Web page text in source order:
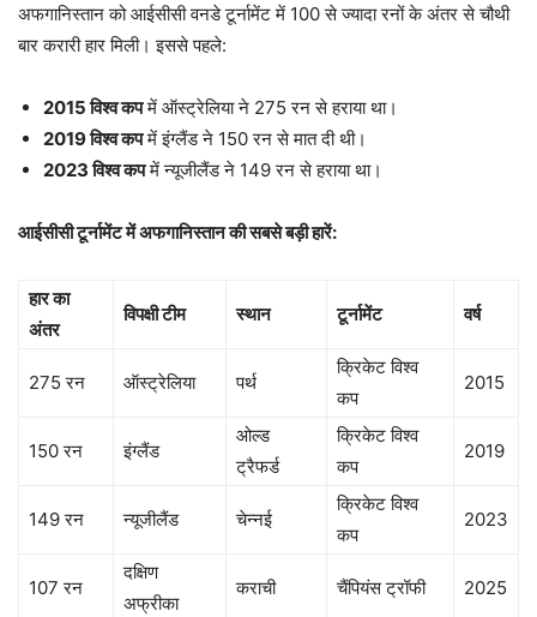
अफगानिस्तान को आईसीसी वनडे टूर्नामेंट में 100 से ज्यादा रनों के अंतर से चौथी
बार करारी हार मिली। इससे पहले:
2015 विश्व कपमें ऑस्ट्रेलिया ने 275 रन से हराया था।
2019 विश्व कपमें इंग्लैंड ने 150 रन से मात दी थी।
2023 विश्व कपमें न्यूजीलैंड ने 149 रन से हराया था।
आईसीसी टूर्नामेंट में अफगानिस्तान की सबसे बड़ी हारें:
हार का
अंतर
विपक्षी टीम स्थान टूर्नामेंट वर्ष
275 रन ऑस्ट्रेलिया पर्थ
क्रिकेट विश्व
कप
2015
150 रन इंग्लैंड
ओल्ड
ट्रैफर्ड
क्रिकेट विश्व
कप
2019
149 रन न्यूजीलैंड चेन्नई
क्रिकेट विश्व
कप
2023
107 रन
दक्षिण
अफ्रीका
कराची चैंपियंस ट्रॉफी 2025